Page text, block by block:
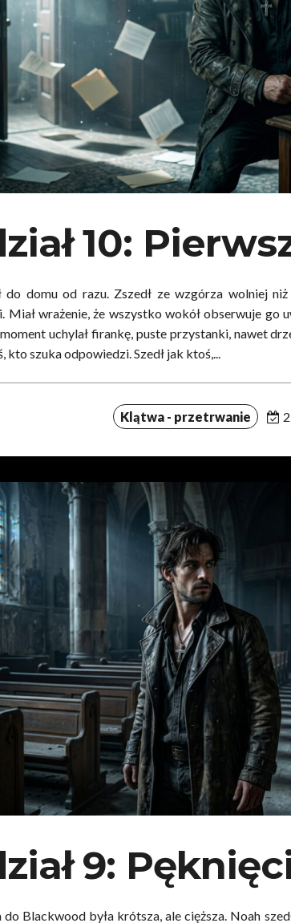
10:
do domu od razu. Zszedł ze wzgórza wolniej
Miał wrażenie, że wszystko wokół obserwuje go
uchylał firankę, puste przystanki, nawet
kto szuka odpowiedzi. Szedł jak ktoś,...
Klątwa - przetrwanie
9:
Blackwood była krótsza, ale cięższa. Noah